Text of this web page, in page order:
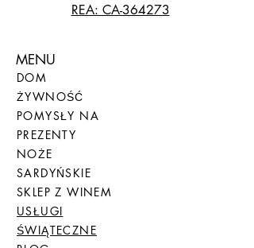
REA: CA-364273
MENU
DOM
ŻYWNOŚĆ
POMYSŁY NA
PREZENTY
NOŻE
SARDYŃSKIE
SKLEP Z WINEM
USŁUGI
ŚWIĄTECZNE